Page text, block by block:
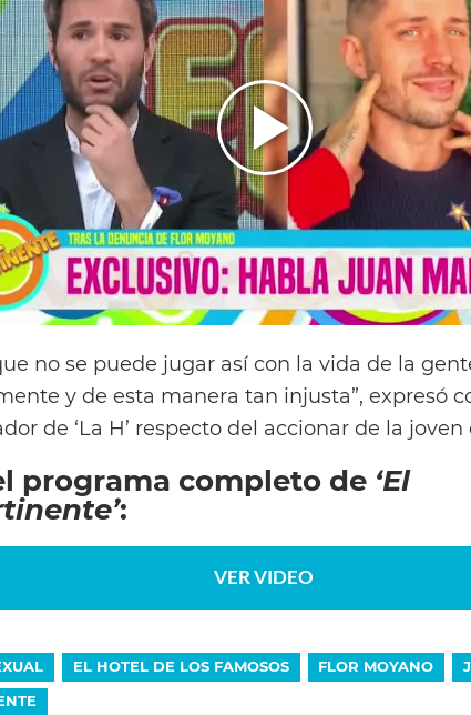
no se puede jugar así con la vida de la
y de esta manera tan injusta”, expresó
de ‘La H’ respecto del accionar de la joven
programa completo de ‘El
:
VER VIDEO
EL HOTEL DE LOS FAMOSOS FLOR MOYANO